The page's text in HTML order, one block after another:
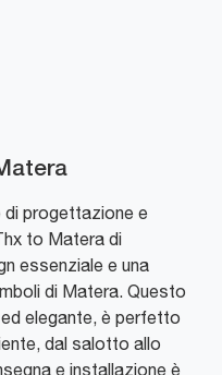
progettazione e
to Matera di
essenziale e una
di Matera. Questo
elegante, è perfetto
dal salotto allo
e installazione è